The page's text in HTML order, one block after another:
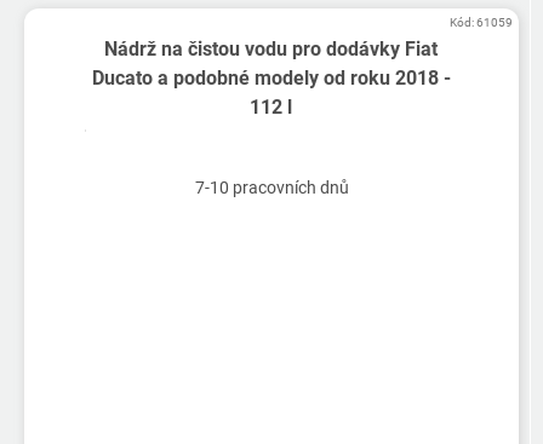
Nádrž na čistou vodu pro dodávky Fiat
Ducato a podobné modely od roku 2018 -
112 l
7-10 pracovních dnů
Kód:61059